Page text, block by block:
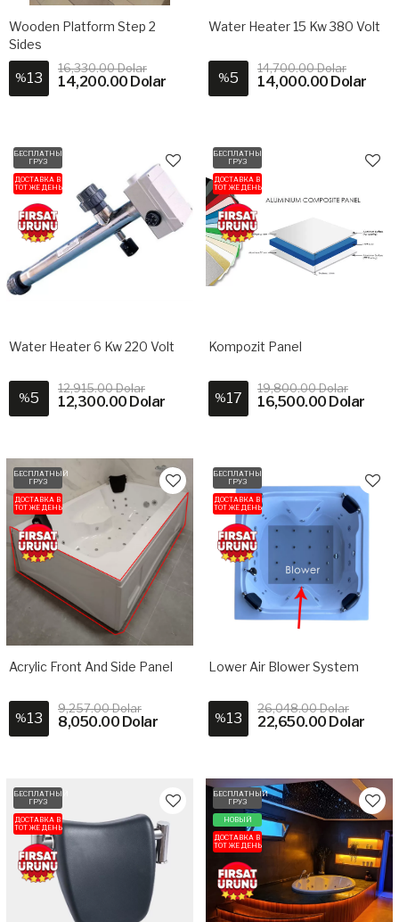
Wooden Platform Step 2
Sides
%13
16,330.00 Dolar
14,200.00 Dolar
Water Heater 15 Kw 380 Volt
%5
14,700.00 Dolar
14,000.00 Dolar
БЕСПЛАТНЫЙ
ГРУЗ
ДОСТАВКА В
ТОТ ЖЕ ДЕНЬ
Water Heater 6 Kw 220 Volt
%5
12,915.00 Dolar
12,300.00 Dolar
БЕСПЛАТНЫЙ
ГРУЗ
ДОСТАВКА В
ТОТ ЖЕ ДЕНЬ
Kompozit Panel
%17
19,800.00 Dolar
16,500.00 Dolar
БЕСПЛАТНЫЙ
ГРУЗ
ДОСТАВКА В
ТОТ ЖЕ ДЕНЬ
Acrylic Front And Side Panel
%13
9,257.00 Dolar
8,050.00 Dolar
БЕСПЛАТНЫЙ
ГРУЗ
ДОСТАВКА В
ТОТ ЖЕ ДЕНЬ
Lower Air Blower System
%13
26,048.00 Dolar
22,650.00 Dolar
БЕСПЛАТНЫЙ
ГРУЗ
ДОСТАВКА В
ТОТ ЖЕ ДЕНЬ
БЕСПЛАТНЫЙ
ГРУЗ
НОВЫЙ
ДОСТАВКА В
ТОТ ЖЕ ДЕНЬ